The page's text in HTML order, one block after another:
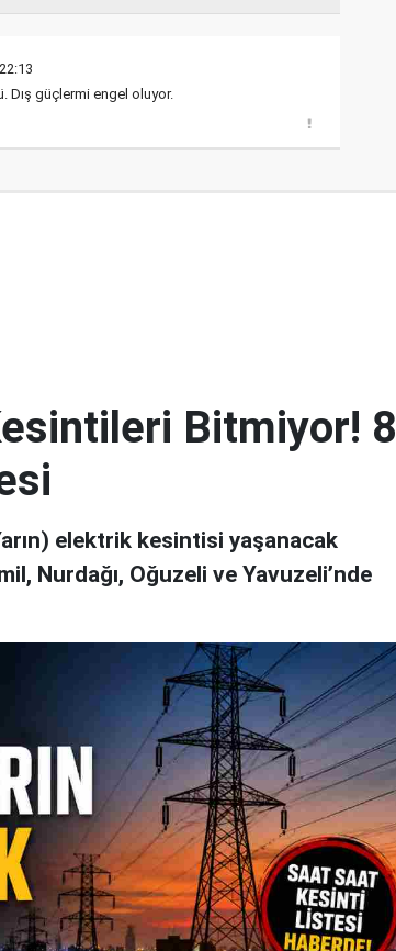
Dış güçlermi engel oluyor.
Bitmiyor! 8
elektrik kesintisi yaşanacak
Nurdağı, Oğuzeli ve Yavuzeli’nde